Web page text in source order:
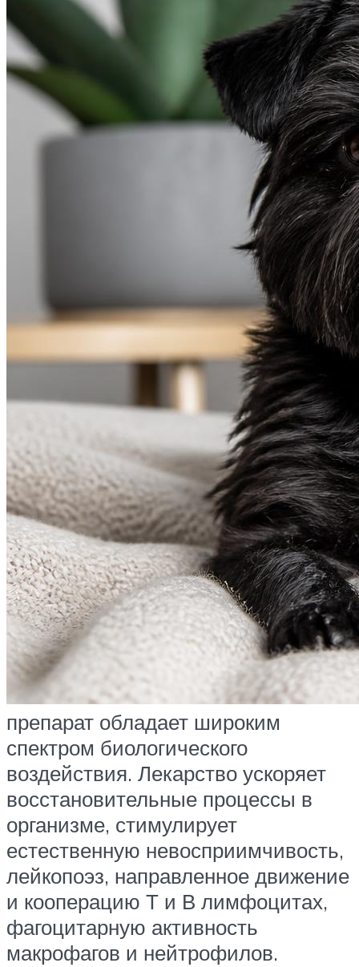
препарат обладает широким
спектром биологического
воздействия. Лекарство ускоряет
восстановительные процессы в
организме, стимулирует
естественную невосприимчивость,
лейкопоэз, направленное движение
и кооперацию Т и В лимфоцитах,
фагоцитарную активность
макрофагов и нейтрофилов.